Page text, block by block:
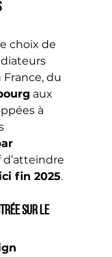
choix de
du
aux
à
fin 2025.
sur le